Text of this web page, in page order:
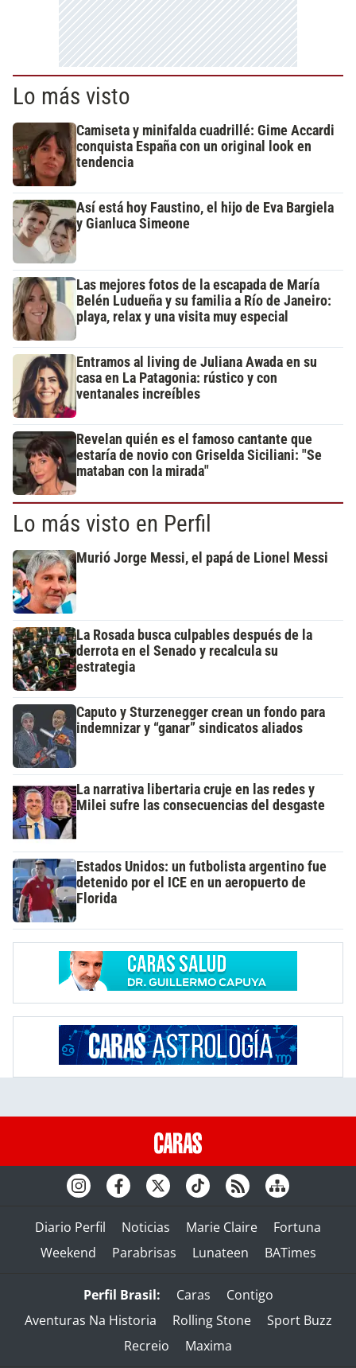
Lo más visto
Camiseta y minifalda cuadrillé: Gime Accardi
conquista España con un original look en
tendencia
Así está hoy Faustino, el hijo de Eva Bargiela
y Gianluca Simeone
Las mejores fotos de la escapada de María
Belén Ludueña y su familia a Río de Janeiro:
playa, relax y una visita muy especial
Entramos al living de Juliana Awada en su
casa en La Patagonia: rústico y con
ventanales increíbles
Revelan quién es el famoso cantante que
estaría de novio con Griselda Siciliani: "Se
mataban con la mirada"
Lo más visto en Perfil
Murió Jorge Messi, el papá de Lionel Messi
La Rosada busca culpables después de la
derrota en el Senado y recalcula su
estrategia
Caputo y Sturzenegger crean un fondo para
indemnizar y “ganar” sindicatos aliados
La narrativa libertaria cruje en las redes y
Milei sufre las consecuencias del desgaste
Estados Unidos: un futbolista argentino fue
detenido por el ICE en un aeropuerto de
Florida
Diario Perfil Noticias Marie Claire
Fortuna
Weekend
Parabrisas Lunateen BATimes
Perfil Brasil: Caras
Contigo
Aventuras Na Historia
Rolling Stone
Sport Buzz
Recreio
Maxima